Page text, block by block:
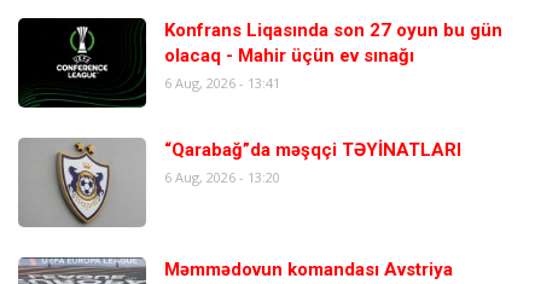
Konfrans Liqasında son 27 oyun bu gün
olacaq - Mahir üçün ev sınağı
6 Aug, 2026 - 13:41
“Qarabağ”da məşqçi TƏYİNATLARI
6 Aug, 2026 - 13:20
Məmmədovun komandası Avstriya